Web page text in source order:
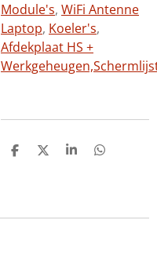
Module's, WiFi Antenne
Laptop, Koeler's,
Afdekplaat HS +
Werkgeheugen,
D
D
S
D